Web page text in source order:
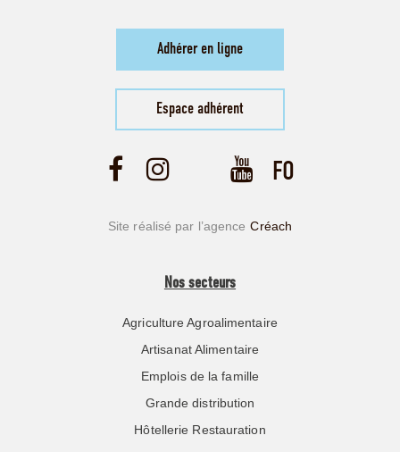
Adhérer en ligne
Espace adhérent
Site réalisé par l’agence Créach
Nos secteurs
Agriculture Agroalimentaire
Artisanat Alimentaire
Emplois de la famille
Grande distribution
Hôtellerie Restauration